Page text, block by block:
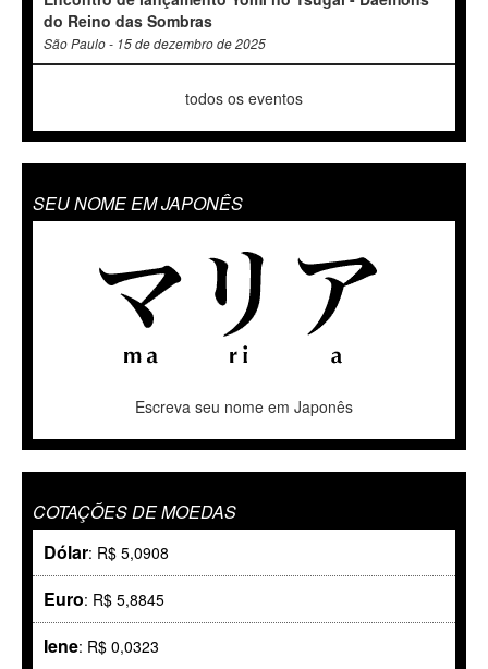
do Reino das Sombras
São Paulo - 15 de dezembro de 2025
todos os eventos
SEU NOME EM JAPONÊS
Escreva seu nome em Japonês
COTAÇÕES DE MOEDAS
Dólar: R$ 5,0908
Euro: R$ 5,8845
Iene: R$ 0,0323